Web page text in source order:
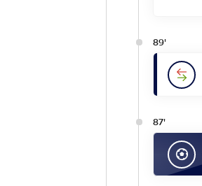
89'
87'